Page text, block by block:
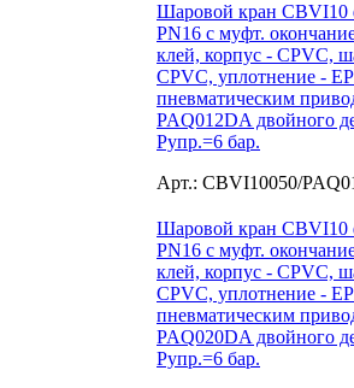
Шаровой кран CBVI10
PN16 с муфт.
клей, корпус - CPVC,
CPVC, уплотнение -
пневматическим
PAQ012DA двойного
Рупр.=6 бар.
Арт.: CBVI10050/
Шаровой кран CBVI10
PN16 с муфт.
клей, корпус - CPVC,
CPVC, уплотнение -
пневматическим
PAQ020DA двойного
Рупр.=6 бар.